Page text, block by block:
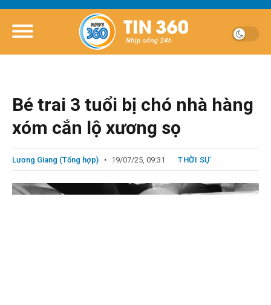
Bé trai 3 tuổi bị chó nhà hàng
xóm cắn lộ xương sọ
Lương Giang (Tổng hợp) 19/07/25, 09:31 THỜI SỰ